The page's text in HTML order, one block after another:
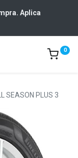
Aplica
0
SEASON PLUS 3